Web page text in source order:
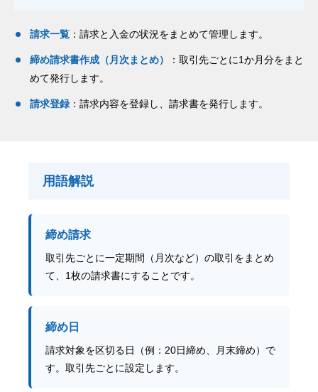
請求一覧 ：請求と入金の状況をまとめて管理します。
締め請求書作成（月次まとめ）
：取引先ごとに1か月分をまと
めて発行します。
請求登録 ：請求内容を登録し、請求書を発行します。
用語解説
締め請求
取引先ごとに一定期間（月次など）の取引をまとめ
て、1枚の請求書にすることです。
締め日
請求対象を区切る日（例：20日締め、月末締め）で
す。取引先ごとに設定します。